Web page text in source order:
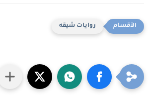
روايات شيقه